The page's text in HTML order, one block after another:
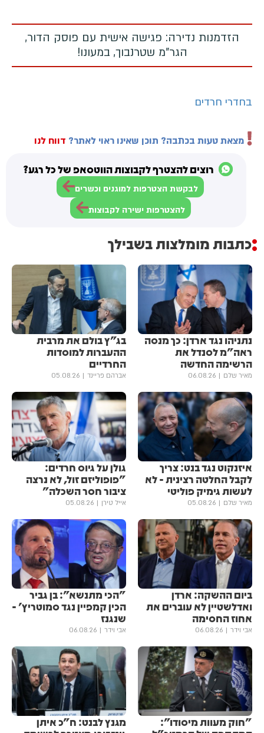
הזדמנות נדירה: פגישה אישית עם פוסק הדור,
הגר"מ שטרנבוך, במעונו!
בחדרי חרדים
מצאת טעות בכתבה? תוכן שאינו ראוי לאתר? דווח לנו
רוצים להצטרף לקבוצות הווטסאפ של כל רגע?
לבקשת הצטרפות למוגנים וכשרים
להצטרפות ישירה לקבוצות
כתבות מומלצות בשבילך
נתניהו נגד ארדן: כך מנסה
ראה"מ לסנדל את
הרשימה החדשה
מאיר שלם 06.08.26
בג"ץ בולם את מרבית
ההעברות למוסדות
החרדיים
אברהם פריינד 05.08.26
איזנקוט נגד בנט: צריך
לקבל החלטה רצינית - לא
לעשות גימיק פוליטי
מאיר שלם 05.08.26
גולן ‏על גיוס חרדים:
"פופוליזם זול, לא נרצה
ציבור חסר השכלה"
אייל טירן 05.08.26
ביום ההשקה: ארדן
ואדלשטיין לא עוברים את
אחוז החסימה
אבי וידר 06.08.26
"הכי מתנשא": בן גביר
הכין קמפיין נגד סמוטריץ' -
שנגנז
אבי וידר 06.08.26
"חוק מעוות מיסודו":
מגנץ לבנט: ח"כ איתן